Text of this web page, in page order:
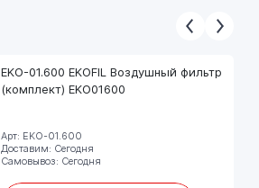
EKO-01.600 EKOFIL Воздушный фильтр
(комплект) EKO01600
Арт: EKO-01.600
Доставим: Сегодня
Самовывоз: Сегодня